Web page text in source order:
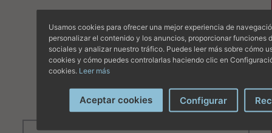
Dr. Armin Reichmann
Usamos cookies para ofrecer una mejor experiencia de
personalizar el contenido y los anuncios, proporcionar funciones
sociales y analizar nuestro tráfico. Puedes leer más sobre cómo
cookies y cómo puedes controlarlas haciendo clic en
cookies. Leer más
Aceptar cookies Configurar